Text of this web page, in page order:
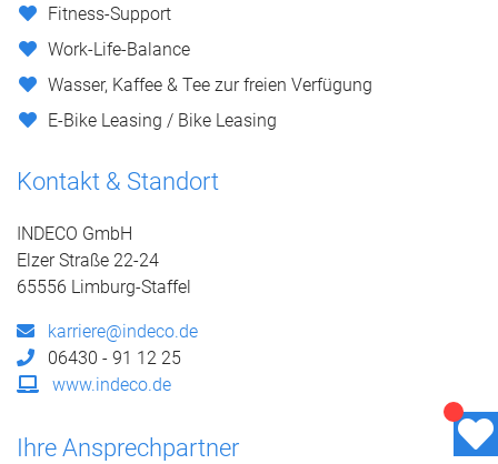
Fitness-Support
Work-Life-Balance
Wasser, Kaffee & Tee zur freien Verfügung
E-Bike Leasing / Bike Leasing
Kontakt & Standort
INDECO GmbH
Elzer Straße 22-24
65556 Limburg-Staffel
karriere@indeco.de
06430 - 91 12 25
www.indeco.de
Ihre Ansprechpartner